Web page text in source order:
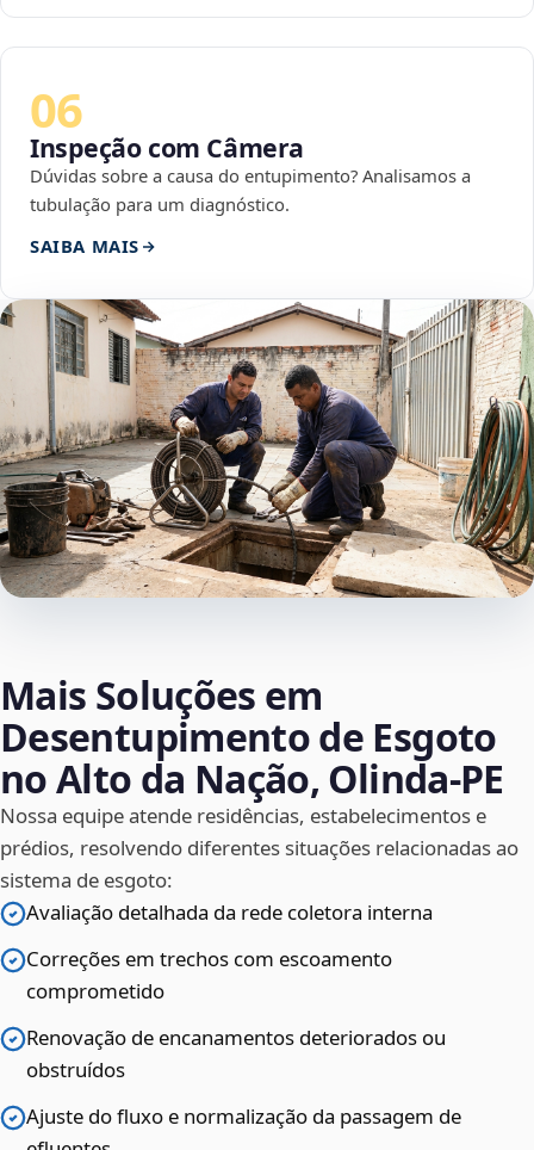
06
Inspeção com Câmera
Dúvidas sobre a causa do entupimento? Analisamos a
tubulação para um diagnóstico.
SAIBA MAIS
Mais Soluções em
Desentupimento de Esgoto
no Alto da Nação, Olinda‑PE
Nossa equipe atende residências, estabelecimentos e
prédios, resolvendo diferentes situações relacionadas ao
sistema de esgoto:
Avaliação detalhada da rede coletora interna
Correções em trechos com escoamento
comprometido
Renovação de encanamentos deteriorados ou
obstruídos
Ajuste do fluxo e normalização da passagem de